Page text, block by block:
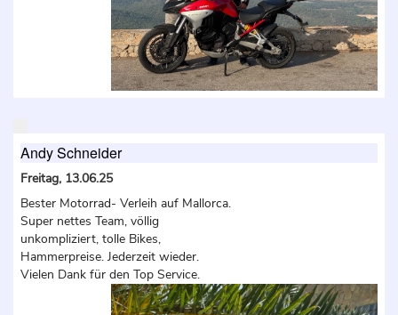
Andy Schneider
Freitag, 13.06.25
Bester Motorrad- Verleih auf Mallorca.
Super nettes Team, völlig
unkompliziert, tolle Bikes,
Hammerpreise. Jederzeit wieder.
Vielen Dank für den Top Service.